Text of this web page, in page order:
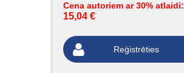
Cena autoriem ar 30% atlaidi:
15,04 €
Reģistrēties